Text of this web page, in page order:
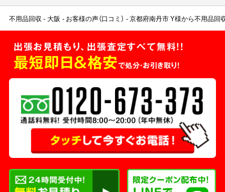
不用品回収 大阪 お客様の声（口コミ） 京都府南丹市 Y様から不用品回
出張お見積もり、出張査定すべて無料!!
最短即日＆格安で処分・お引き取り！